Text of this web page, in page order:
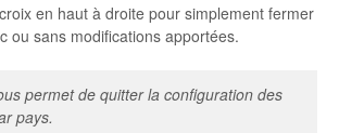
en haut à droite pour simplement fermer
ou sans modifications apportées.
permet de quitter la configuration des
pays.